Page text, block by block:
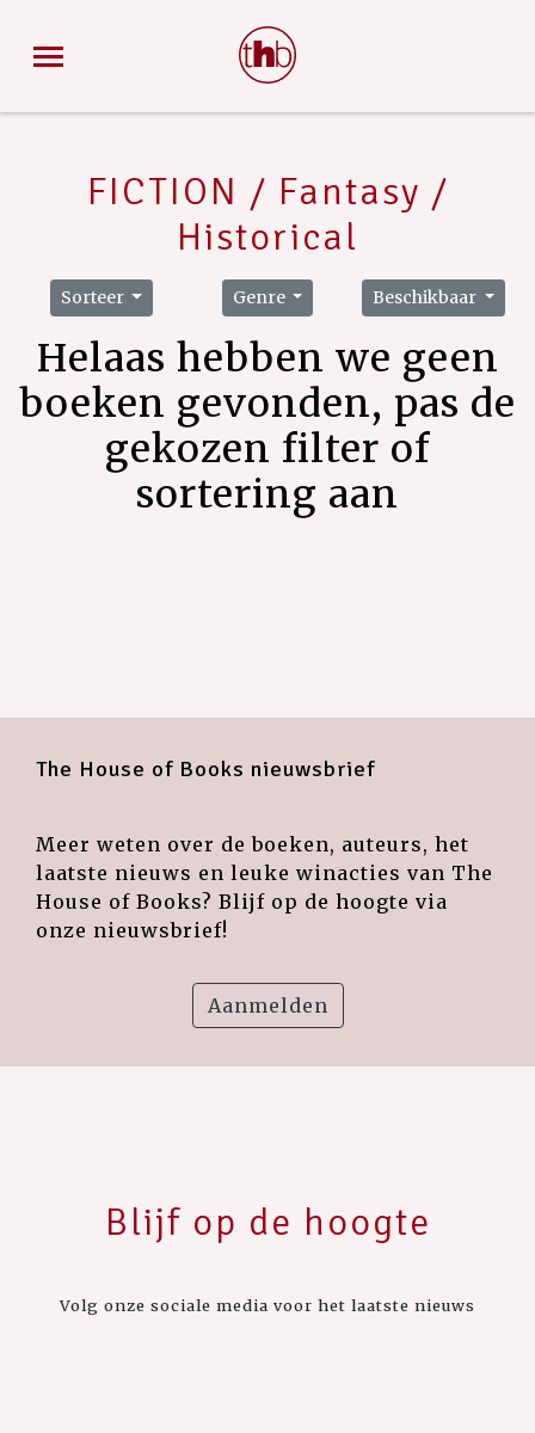
FICTION / Fantasy /
Historical
Sorteer Genre Beschikbaar
Helaas hebben we geen
boeken gevonden, pas de
gekozen filter of
sortering aan
The House of Books nieuwsbrief
Meer weten over de boeken, auteurs, het
laatste nieuws en leuke winacties van The
House of Books? Blijf op de hoogte via
onze nieuwsbrief!
Aanmelden
Blijf op de hoogte
Volg onze sociale media voor het laatste nieuws